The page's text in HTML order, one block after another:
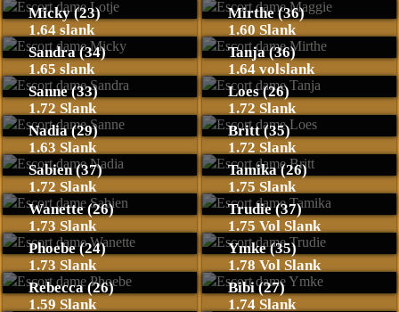
Micky (23)
1.64 slank
Mirthe (36)
1.60 Slank
Sandra (34)
1.65 slank
Tanja (36)
1.64 volslank
Sanne (33)
1.72 Slank
Loes (26)
1.72 Slank
Nadia (29)
1.63 Slank
Britt (35)
1.72 Slank
Sabien (37)
1.72 Slank
Tamika (26)
1.75 Slank
Wanette (26)
1.73 Slank
Trudie (37)
1.75 Vol Slank
Phoebe (24)
1.73 Slank
Ymke (35)
1.78 Vol Slank
Rebecca (26)
1.59 Slank
Bibi (27)
1.74 Slank